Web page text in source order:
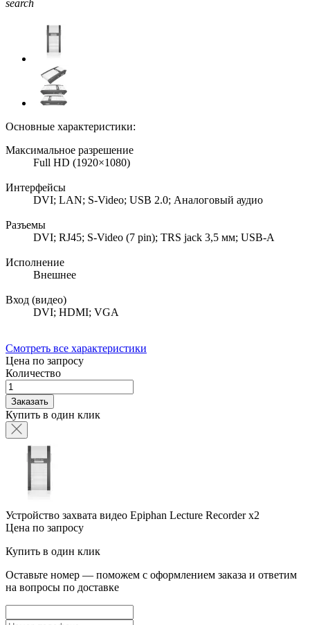
search
Основные характеристики:
Максимальное разрешение
Full HD (1920×1080)
Интерфейсы
DVI; LAN; S-Video; USB 2.0; Аналоговый аудио
Разъемы
DVI; RJ45; S-Video (7 pin); TRS jack 3,5 мм; USB-A
Исполнение
Внешнее
Вход (видео)
DVI; HDMI; VGA
Смотреть все характеристики
Цена по запросу
Количество
Заказать
Купить в один клик
Устройство захвата видео Epiphan Lecture Recorder x2
Цена по запросу
Купить в один клик
Оставьте номер — поможем с оформлением заказа и ответим
на вопросы по доставке